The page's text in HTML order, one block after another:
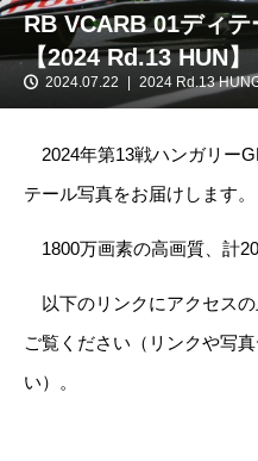
RB VCARB 01ディ
【2024 Rd.13 HUN】
2024.07.22 2024 Rd.13
2024年第13戦ハンガリー
テール写真をお届けします。
1800万画素の高画質、計
以下のリンクにアクセス
ご覧ください（リンクや写
い）。